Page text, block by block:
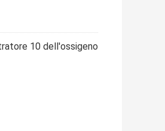
10 dell'ossigeno